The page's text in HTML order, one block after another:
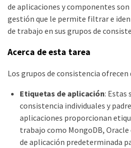
de aplicaciones y componentes
gestión que le permite filtrar e
de trabajo en sus grupos de
Acerca de esta tarea
Los grupos de consistencia
Etiquetas de aplicación: Estas
consistencia individuales y
aplicaciones proporcionan
trabajo como MongoDB, Oracle
de aplicación predeterminada